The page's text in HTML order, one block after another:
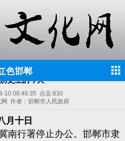
色邯郸
史上的今天
10 08:46:35 点击:830
网 作者：邯郸市人民政府
月十日
南行署停止办公。邯郸市隶